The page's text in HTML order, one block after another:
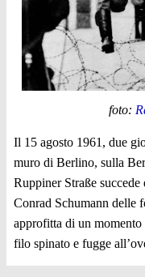
foto:
Il 15 agosto 1961, due
muro di Berlino, sulla
Ruppiner Straße
Conrad Schumann delle
approfitta di un
filo spinato e fugge